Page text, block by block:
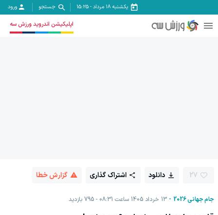
یکشنبه ۱۸ مرداد -
15:25 جستجو ورود
اپلیکیشن اندروید ورزش سه
جام جهانی 2026 13 خرداد 1405 ساعت 08:31 795 بازدید
27 دانلود اشتراک گذاری گزارش خطا